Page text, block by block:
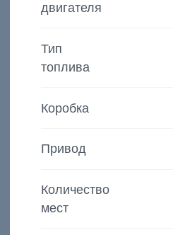
двигателя
Тип
топлива
Коробка
Привод
Количество
мест